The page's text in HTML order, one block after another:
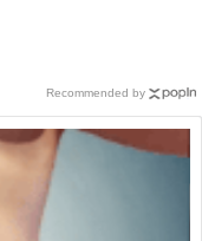
Recommended by